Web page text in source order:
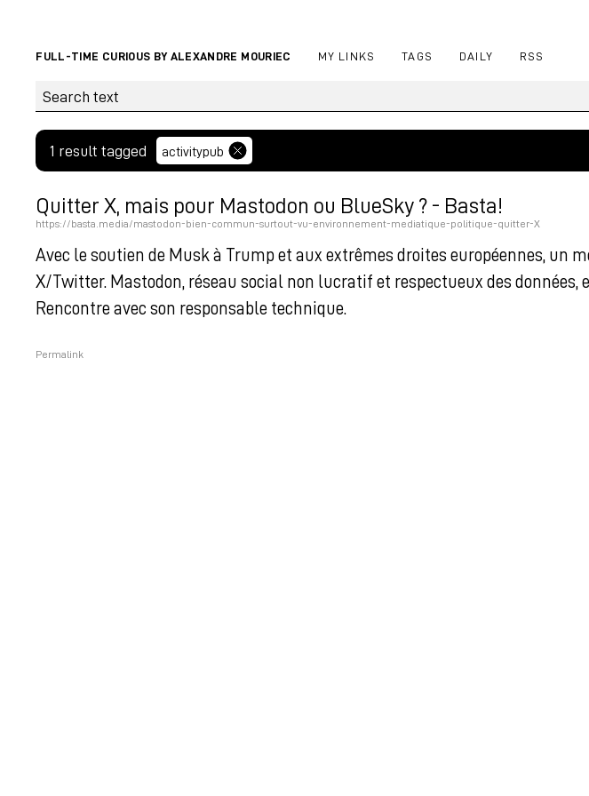
FULL-TIME CURIOUS BY ALEXANDRE MOURIEC MY LINKS TAGS DAILY RSS
1 result tagged activitypub
Quitter X, mais pour Mastodon ou BlueSky ? - Basta!
https://basta.media/mastodon-bien-commun-surtout-vu-environnement-mediatique-politique-quitter-X
Avec le soutien de Musk à Trump et aux extrêmes droites européennes, un
X/Twitter. Mastodon, réseau social non lucratif et respectueux des
Rencontre avec son responsable technique.
Permalink